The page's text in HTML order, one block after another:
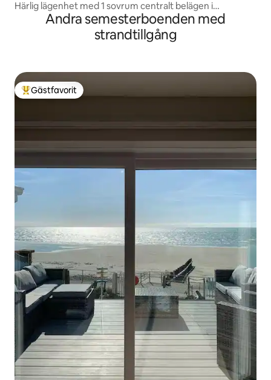
Härlig lägenhet med 1 sovrum centralt belägen i
AberystwythAndra semesterboenden med
strandtillgång
Populär gästfavorit
Gästfavorit